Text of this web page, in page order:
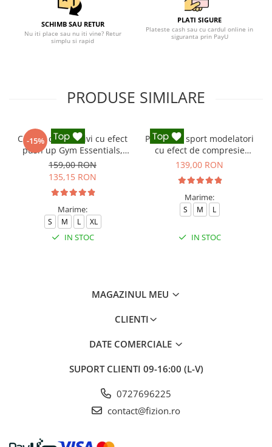
SCHIMB SAU RETUR
Nu iti place sau nu iti vine? Retur
simplu si rapid
PLATI SIGURE
Plateste cash sau cu cardul online in
siguranta prin PayU
PRODUSE SIMILARE
-15%
Colanti compresivi cu efect
push up Gym Essentials,
Negru
159,00 RON
135,15 RON
Marime:
S M L XL
IN STOC
Pantaloni sport modelatori
cu efect de compresie
Onyx, Negru
139,00 RON
Marime:
S M L
IN STOC
MAGAZINUL MEU
CLIENTI
DATE COMERCIALE
SUPORT CLIENTI 09-16:00 (L-V)
0727696225
contact@fizion.ro